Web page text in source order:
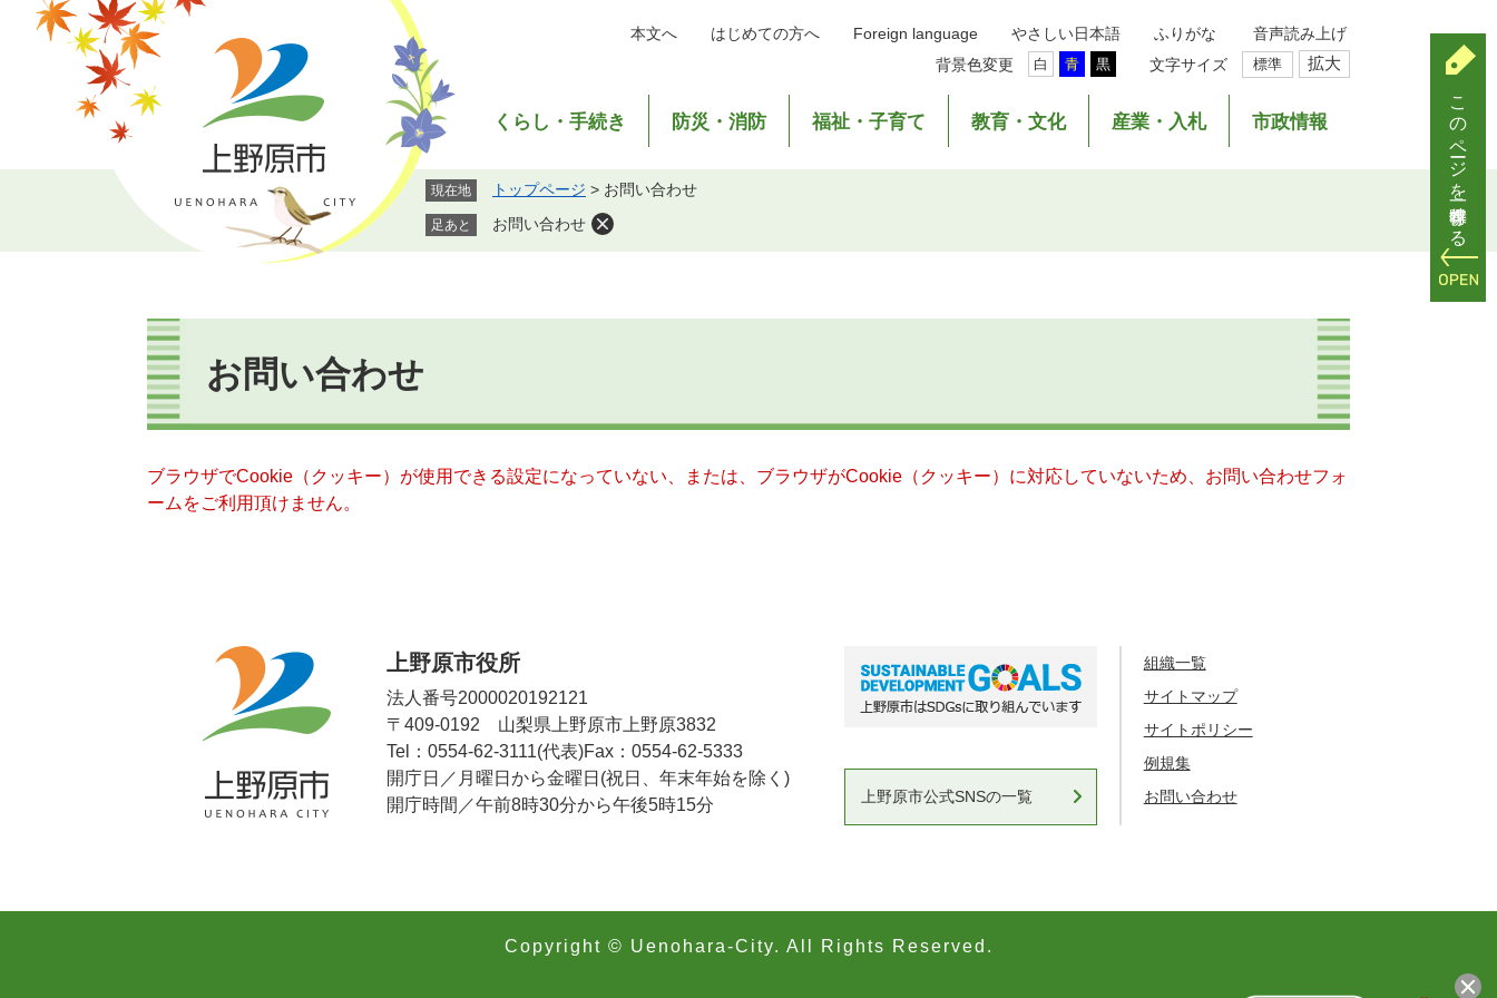
で
ば
本
本文へ はじめての方へ Foreign language やさしい日本語 ふりがな
音声読み上げ
背景色変更
白 青 黒 文字サイズ 標準 拡大
くらし・手続き 防災・消防 福祉・子育て 教育・文化 産業・入札 市政情報
現在地 トップページ > お問い合わせ
足あと お問い合わせ
本
文
お問い合わせ
ブラウザでCookie（クッキー）が使用できる設定になっていない、または、ブラウザがCookie（クッキー）に対応していないため、お問い合わせフォ
ームをご利用頂けません。
上野原市役所
法人番号2000020192121
〒409-0192 山梨県上野原市上野原3832
Tel：0554-62-3111(代表)Fax：0554-62-5333
開庁日／月曜日から金曜日(祝日、年末年始を除く)
開庁時間／午前8時30分から午後5時15分
上野原市公式SNSの一覧
組織一覧
サイトマップ
サイトポリシー
例規集
お問い合わせ
Copyright © Uenohara-City. All Rights Reserved.
このページを一時保存する